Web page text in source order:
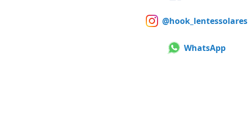
@hook_lentessolares
WhatsApp